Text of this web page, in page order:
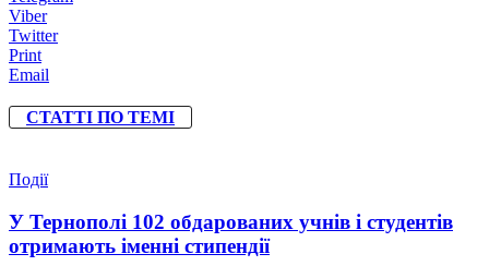
Viber
Twitter
Print
Email
СТАТТІ ПО ТЕМІ
Події
У Тернополі 102 обдарованих учнів і студентів
отримають іменні стипендії